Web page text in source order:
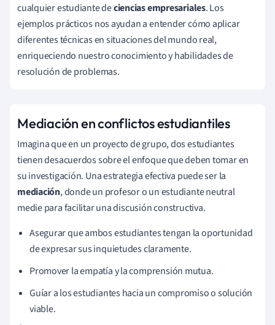
cualquier estudiante deciencias empresariales. Los
ejemplos prácticos nos ayudan a entender cómo aplicar
diferentes técnicas en situaciones del mundo real,
enriqueciendo nuestro conocimiento y habilidades de
resolución de problemas.
Mediación en conflictos estudiantiles
Imagina que en un proyecto de grupo, dos estudiantes
tienen desacuerdos sobre el enfoque que deben tomar en
su investigación. Una estrategia efectiva puede ser la
mediación, donde un profesor o un estudiante neutral
medie para facilitar una discusión constructiva.
Asegurar que ambos estudiantes tengan la oportunidad
de expresar sus inquietudes claramente.
Promover la empatía y la comprensión mutua.
Guíar a los estudiantes hacia un compromiso o solución
viable.